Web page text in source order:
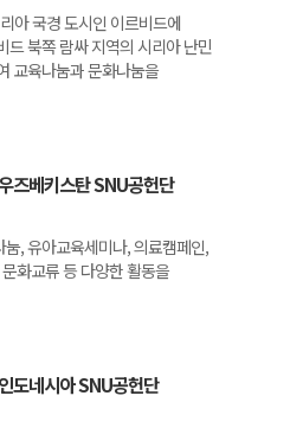
아 국경 도시인 이르비드에
드 북쪽 람싸 지역의 시리아 난민
교육나눔과 문화나눔을
즈베키스탄 SNU공헌단
, 유아교육세미나, 의료캠페인,
화교류 등 다양한 활동을
도네시아 SNU공헌단